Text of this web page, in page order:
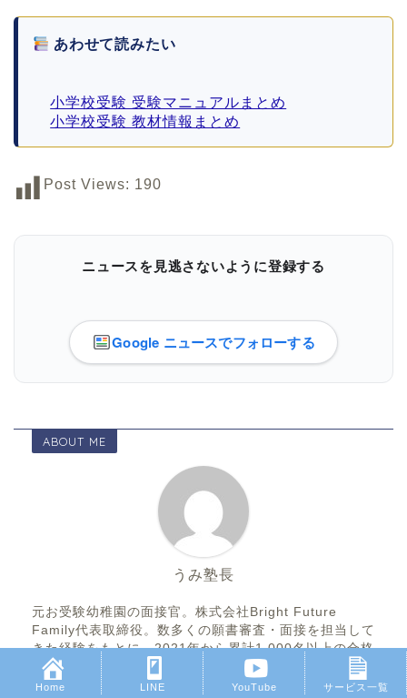
あわせて読みたい
小学校受験 受験マニュアルまとめ
小学校受験 教材情報まとめ
Post Views: 190
ニュースを見逃さないように登録する
Google ニュースでフォローする
ABOUT ME
うみ塾長
元お受験幼稚園の面接官。株式会社Bright Future
Family代表取締役。数多くの願書審査・面接を担当して
きた経験をもとに、2021年から累計1,000名以上の合格
をサポート(願書作成97%・面接レッスン97%・個別家
庭学習サポート第一志望合格97%)。Amazon Kindle幼
Home LINE YouTube サービス一覧